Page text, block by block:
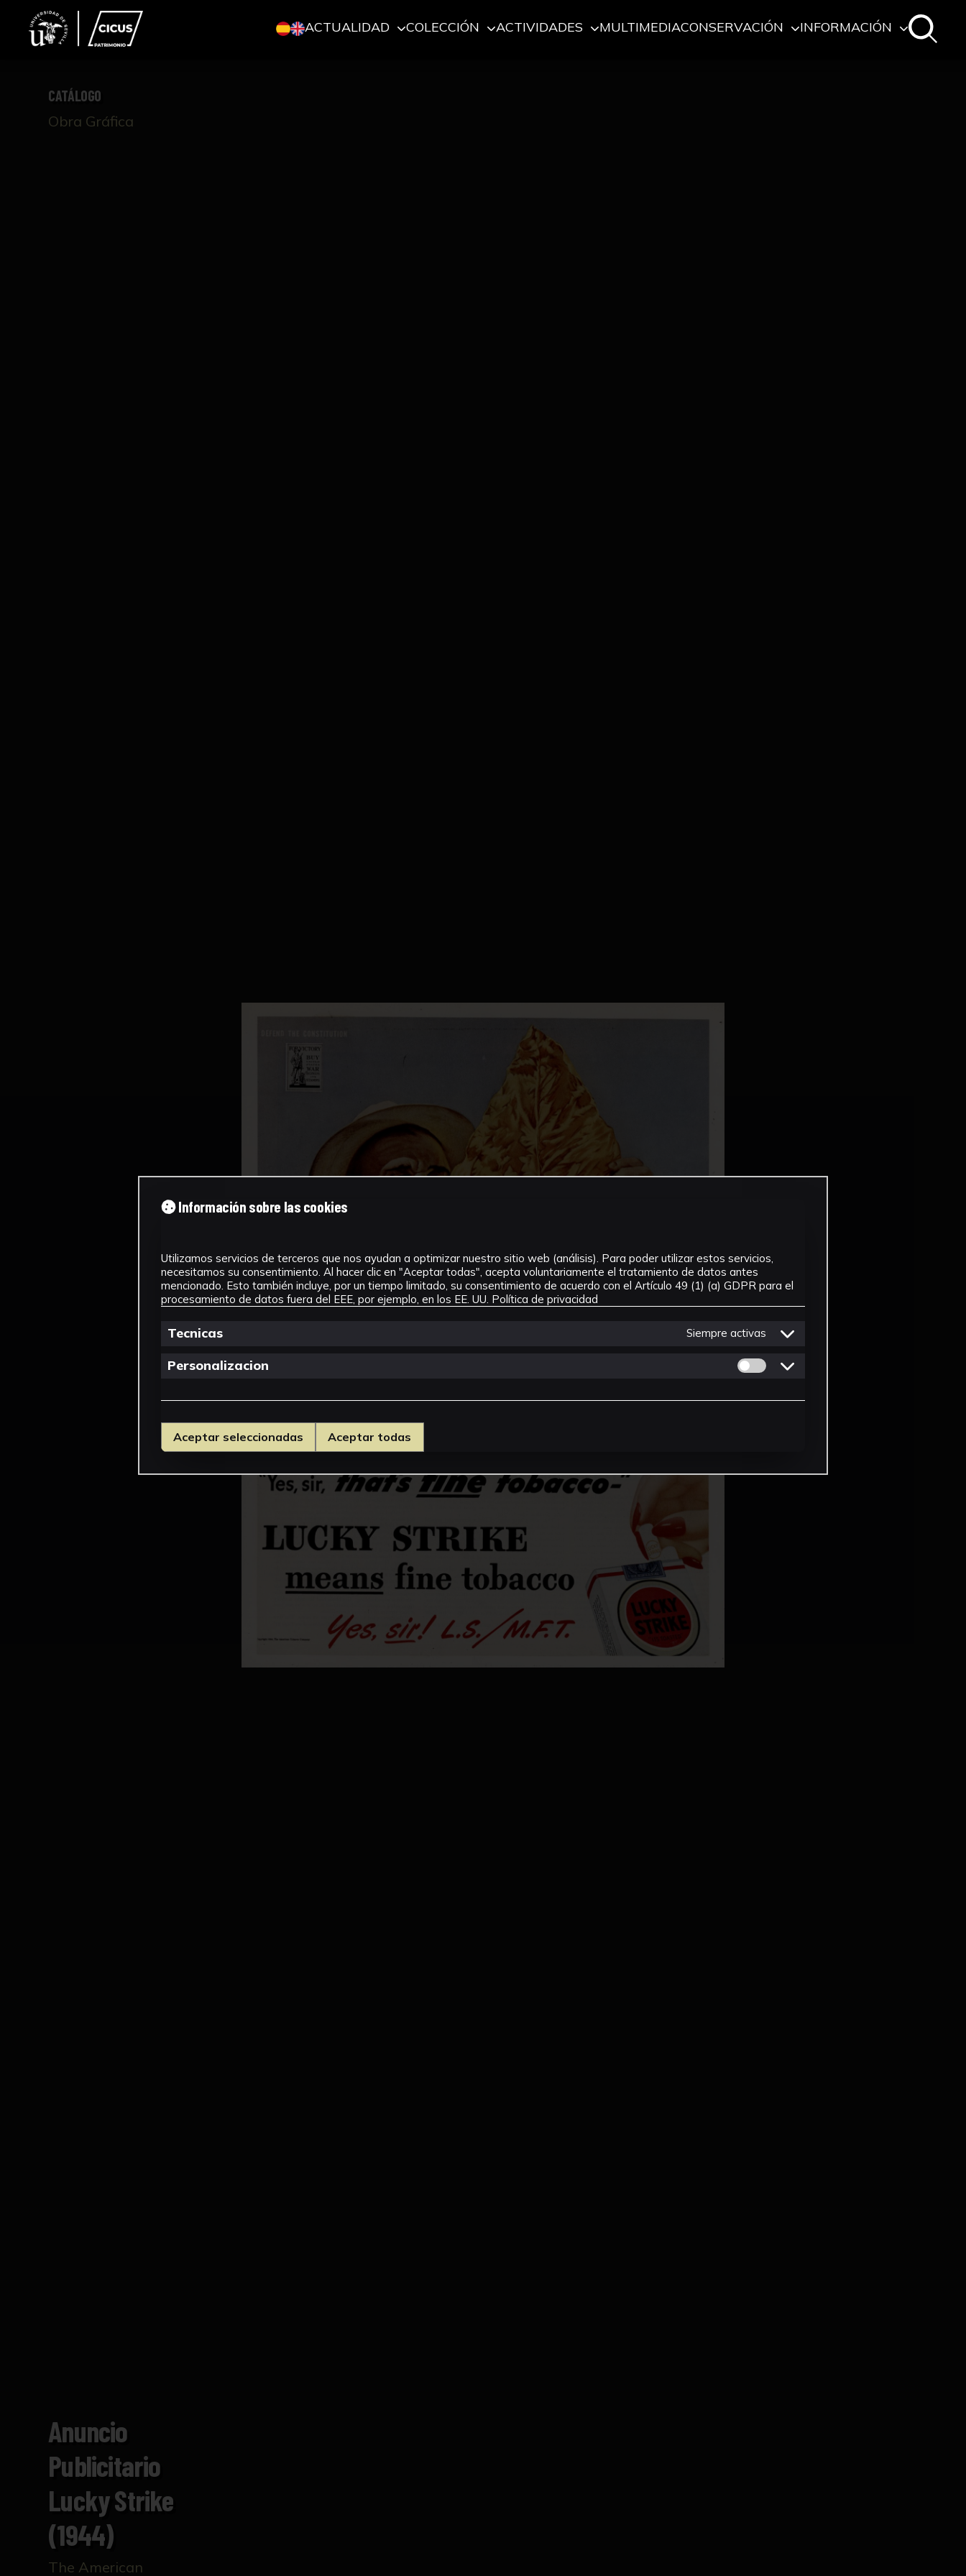
ACTUALIDAD COLECCIÓN ACTIVIDADES MULTIMEDIACONSERVACIÓN INFORMACIÓN
CATÁLOGO
Obra Gráfica
Anuncio
Publicitario
Lucky Strike
(1944)
The American
Información sobre las cookies
Utilizamos servicios de terceros que nos ayudan a optimizar nuestro sitio web (análisis). Para poder utilizar estos servicios,
necesitamos su consentimiento. Al hacer clic en "Aceptar todas", acepta voluntariamente el tratamiento de datos antes
mencionado. Esto también incluye, por un tiempo limitado, su consentimiento de acuerdo con el Artículo 49 (1) (a) GDPR para el
procesamiento de datos fuera del EEE, por ejemplo, en los EE. UU. Política de privacidad
Tecnicas Siempre activas
Personalizacion Permitir cookies de Personalizacion
Aceptar seleccionadas Aceptar todas